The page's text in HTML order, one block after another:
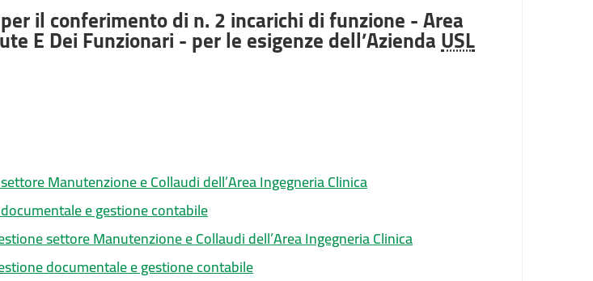
il conferimento di n. 2 incarichi di funzione - Area
E Dei Funzionari - per le esigenze dell’AziendaUSL
Manutenzione e Collaudi dell’Area Ingegneria Clinica
e gestione contabile
settore Manutenzione e Collaudi dell’Area Ingegneria Clinica
documentale e gestione contabile